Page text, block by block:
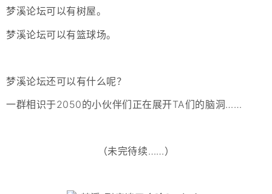
梦溪论坛可以有树屋。
梦溪论坛可以有篮球场。
梦溪论坛还可以有什么呢？
一群相识于2050的小伙伴们正在展开TA们的脑洞……
（未完待续……）